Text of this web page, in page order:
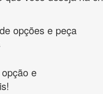
opções e peça
e